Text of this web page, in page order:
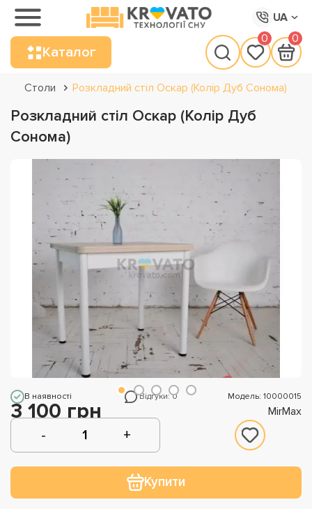
UA
Каталог
0 0
Столи Розкладний стіл Оскар (Колір Дуб Сонома)
Розкладний стіл Оскар (Колір Дуб
Сонома)
В наявності Відгуки: 0 Модель: 10000015
3 100 грн MirMax
Купити